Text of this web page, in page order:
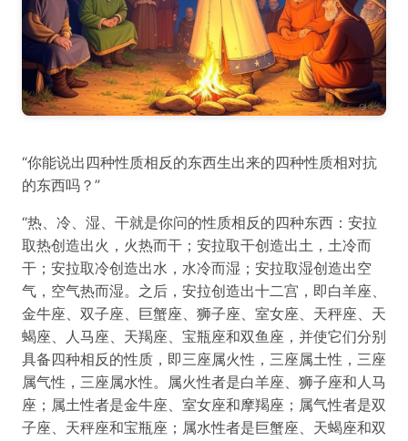
“你能说出四种性质相反的东西生出来的四种性质相对抗
的东西吗？”
“热、冷、湿、干就是你问的性质相反的四种东西：安拉
取热创造出火，火热而干；安拉取干创造出土，土冷而
干；安拉取冷创造出水，水冷而湿；安拉取湿创造出空
气，空气热而湿。之后，安拉创造出十二宫，即白羊座、
金牛座、双子座、巨蟹座、狮子座、室女座、天秤座、天
蝎座、人马座、天羯座、宝瓶座和双鱼座，并使它们分别
具备四种相反的性质，即三座属火性，三座属土性，三座
属气性，三座属水性。属火性者是白羊座、狮子座和人马
座；属土性者是金牛座、室女座和摩羯座；属气性者是双
子座、天秤座和宝瓶座；属水性者是巨蟹座、天蝎座和双